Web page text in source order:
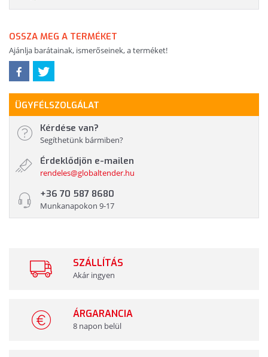
OSSZA MEG A TERMÉKET
Ajánlja barátainak, ismerőseinek, a terméket!
ÜGYFÉLSZOLGÁLAT
Kérdése van?
Segíthetünk bármiben?
Érdeklődjön e-mailen
rendeles@globaltender.hu
+36 70 587 8680
Munkanapokon 9-17
SZÁLLÍTÁS
Akár ingyen
ÁRGARANCIA
8 napon belül